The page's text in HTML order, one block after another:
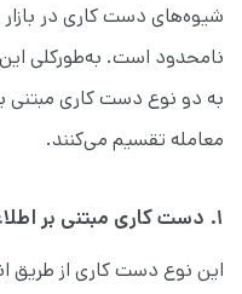
شیوه‌های دست کاری در بازار
نامحدود است. به‌طورکلی
به دو نوع دست کاری مبتنی
معامله تقسیم می‌کنند.
۱. دست کاری مبتنی بر اطلاعات
این نوع دست کاری از طریق